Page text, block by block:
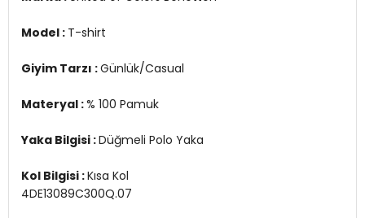
Model : T-shirt
Giyim Tarzı :Günlük/Casual
Materyal :% 100 Pamuk
Yaka Bilgisi :Düğmeli Polo Yaka
Kol Bilgisi :Kısa Kol
4DE13089C300Q.07